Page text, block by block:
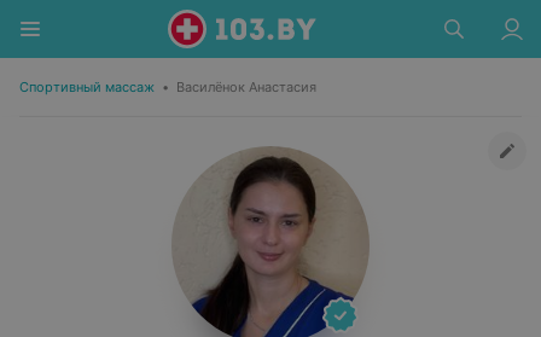
Спортивный массаж • Василёнок Анастасия